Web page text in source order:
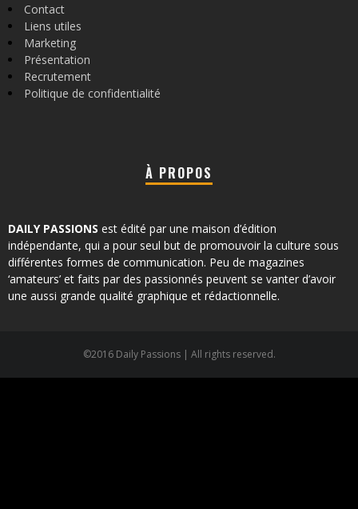
Contact
Liens utiles
Marketing
Présentation
Recrutement
Politique de confidentialité
À PROPOS
DAILY PASSIONS est édité par une maison d’édition
indépendante, qui a pour seul but de promouvoir la culture sous
différentes formes de communication. Peu de magazines
‘amateurs’ et faits par des passionnés peuvent se vanter d’avoir
une aussi grande qualité graphique et rédactionnelle.
©2016 Daily Passions | All rights reserved.